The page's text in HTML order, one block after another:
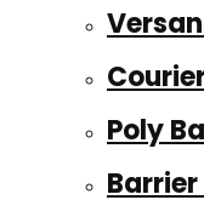
Poly
Barrier